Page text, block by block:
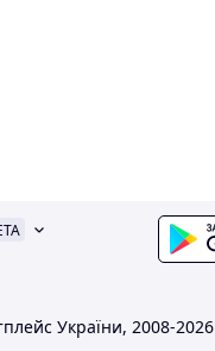
України, 2008-2026